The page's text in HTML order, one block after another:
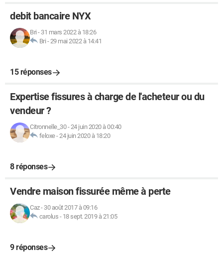
debit bancaire NYX
Bri - 31 mars 2022 à 18:26
Bri -29 mai 2022 à 14:41
15 réponses
Expertise fissures à charge de l'acheteur ou du
vendeur ?
Citronnelle_30-24 juin 2020 à 00:40
feloxe-24 juin 2020 à 18:20
8 réponses
Vendre maison fissurée même à perte
Caz- 30 août 2017 à 09:16
carolus - 18 sept. 2019 à 21:05
9 réponses